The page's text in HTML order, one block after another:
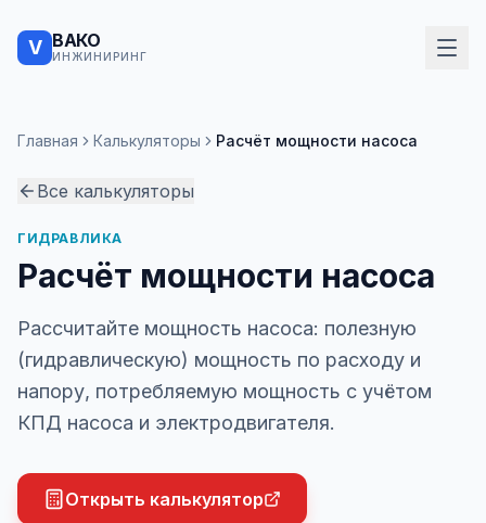
V ВАКО
ИНЖИНИРИНГ
Главная Калькуляторы Расчёт мощности насоса
Все калькуляторы
ГИДРАВЛИКА
Расчёт мощности насоса
Рассчитайте мощность насоса: полезную
(гидравлическую) мощность по расходу и
напору, потребляемую мощность с учётом
КПД насоса и электродвигателя.
Открыть калькулятор